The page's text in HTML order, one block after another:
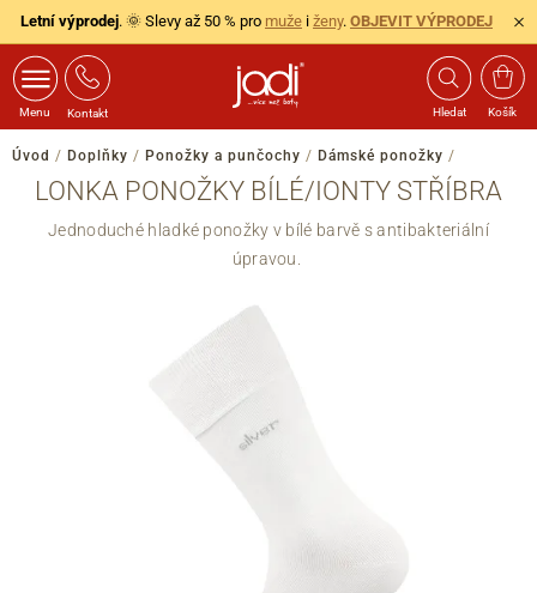
Letní výprodej. 🌞 Slevy až 50 % pro muže i ženy. OBJEVIT VÝPRODEJ
Menu Kontakt Hledat Košík
Úvod / Doplňky / Ponožky a punčochy / Dámské ponožky /
LONKA PONOŽKY BÍLÉ/IONTY STŘÍBRA
Jednoduché hladké ponožky v bílé barvě s antibakteriální
úpravou.